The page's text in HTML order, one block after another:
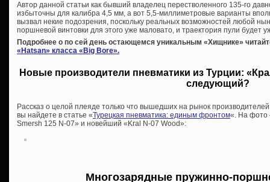
Автор данной статьи как бывший владелец перестволенного 135-го
избыточны для калибра 4,5 мм, а вот 5,5-миллиметровые варианты
вызвал некие подозрения, поскольку реальных возможностей любой
поршневой винтовки для этого уже маловато, и траектория пули будет
Подробнее о по сей день остающемся уникальным «Хищнике»
«Hatsan» класса «Big Bore».
Новые производители пневматики из Турции:
следующий?
Рассказ о целой плеяде только что вышедших на рынок
вы найдете в статье «Турецкая пневматика: единым фронтом«. На фото
Smersh 125 N-07» и новейший «Kral N-07 Wood»:
Многозарядные пружинно-